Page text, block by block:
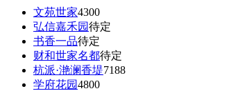
文苑世家4300
弘信嘉禾园待定
书香一品待定
财和世家名都待定
杭派·滟澜香堤7188
学府花园4800